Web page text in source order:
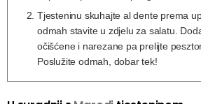
Tjesteninu skuhajte al dente prema
odmah stavite u zdjelu za salatu.
očišćene i narezane pa prelijte
Poslužite odmah, dobar tek!